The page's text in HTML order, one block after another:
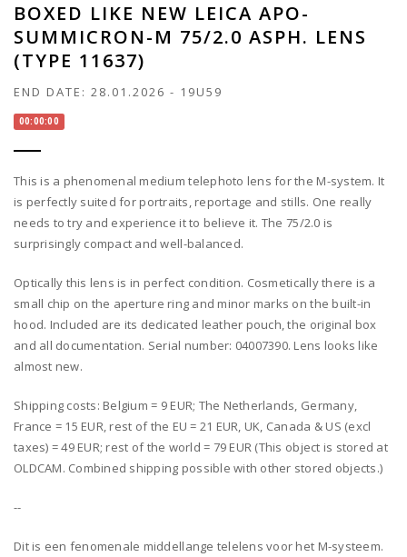
BOXED LIKE NEW LEICA APO-
SUMMICRON-M 75/2.0 ASPH. LENS
(TYPE 11637)
END DATE: 28.01.2026 - 19U59
00:00:00
This is a phenomenal medium telephoto lens for the M-system. It
is perfectly suited for portraits, reportage and stills. One really
needs to try and experience it to believe it. The 75/2.0 is
surprisingly compact and well-balanced.
Optically this lens is in perfect condition. Cosmetically there is a
small chip on the aperture ring and minor marks on the built-in
hood. Included are its dedicated leather pouch, the original box
and all documentation. Serial number: 04007390. Lens looks like
almost new.
Shipping costs: Belgium = 9 EUR; The Netherlands, Germany,
France = 15 EUR, rest of the EU = 21 EUR, UK, Canada & US (excl
taxes) = 49 EUR; rest of the world = 79 EUR (This object is stored at
OLDCAM. Combined shipping possible with other stored objects.)
--
Dit is een fenomenale middellange telelens voor het M-systeem.